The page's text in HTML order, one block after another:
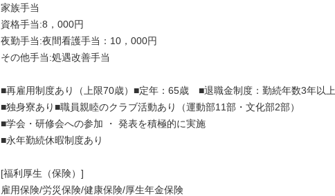
家族手当
資格手当:8，000円
夜勤手当:夜間看護手当：10，000円
その他手当:処遇改善手当
■再雇用制度あり（上限70歳）■定年：65歳 ■退職金制度：勤続年数3年以上
■独身寮あり■職員親睦のクラブ活動あり（運動部11部・文化部2部）
■学会・研修会への参加 ・ 発表を積極的に実施
■永年勤続休暇制度あり
[福利厚生（保険）]
雇用保険/労災保険/健康保険/厚生年金保険